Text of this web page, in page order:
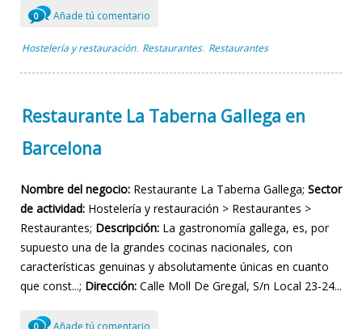
0 Añade tú comentario
Hostelería y restauración , Restaurantes , Restaurantes
Restaurante La Taberna Gallega en
Barcelona
Nombre del negocio: Restaurante La Taberna Gallega; Sector
de actividad: Hostelería y restauración > Restaurantes >
Restaurantes; Descripción: La gastronomía gallega, es, por
supuesto una de la grandes cocinas nacionales, con
características genuinas y absolutamente únicas en cuanto
que const...; Dirección: Calle Moll De Gregal, S/n Local 23-24...
0 Añade tú comentario